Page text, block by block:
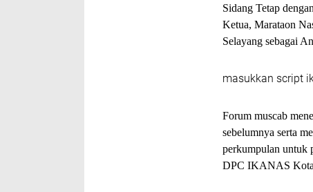
Sidang Tetap
Ketua, Marataon
Selayang sebagai
masukkan script
Forum muscab
sebelumnya serta
perkumpulan untuk
DPC IKANAS Kota